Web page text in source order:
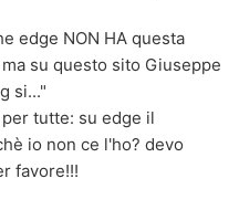
edge NON HA questa
su questo sito Giuseppe
si..."
tutte: su edge il
io non ce l'ho? devo
favore!!!